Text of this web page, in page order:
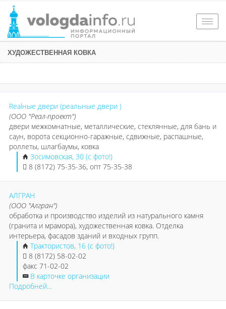
ХУДОЖЕСТВЕННАЯ КОВКА
Realные двери (реальные двери )
(ООО "Реал-проект")
двери межкомнатные, металлические, стеклянные, для бань и
саун, ворота секционно-гаражные, сдвижные, распашные,
роллеты, шлагбаумы, ковка
Зосимовская, 30 (с фото!)
8 (8172) 75-35-36, опт 75-35-38
АЛГРАН
(ООО "Алгран")
обработка и производство изделий из натурального камня
(гранита и мрамора), художественная ковка. Отделка
интерьера, фасадов зданий и входных групп.
Трактористов, 16 (с фото!)
8 (8172) 58-02-02
факс 71-02-02
В карточке организации
Подробней...